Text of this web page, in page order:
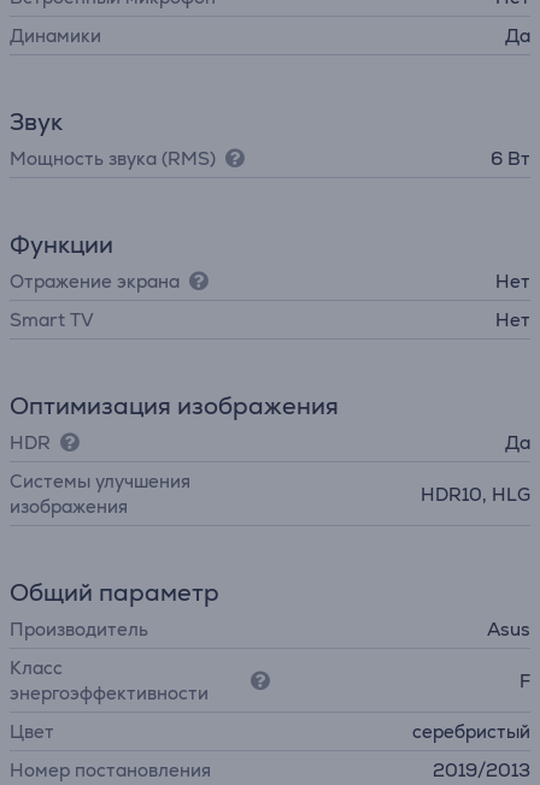
Динамики
Да
Звук
Мощность звука (RMS) 6 Вт
Функции
Отражение экрана
Нет
Smart TV
Нет
Оптимизация изображения
HDR
Да
Системы улучшения
изображения
HDR10, HLG
Общий параметр
Производитель
Asus
Класс
энергоэффективности
F
Цвет
серебристый
Номер постановления
2019/2013